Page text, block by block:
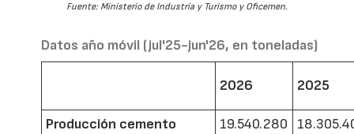
Fuente: Ministerio de Industria y Turismo y Oficemen.
Datos año móvil (jul'25-jun'26, en toneladas)
2026 2025
Producción cemento 19.540.280